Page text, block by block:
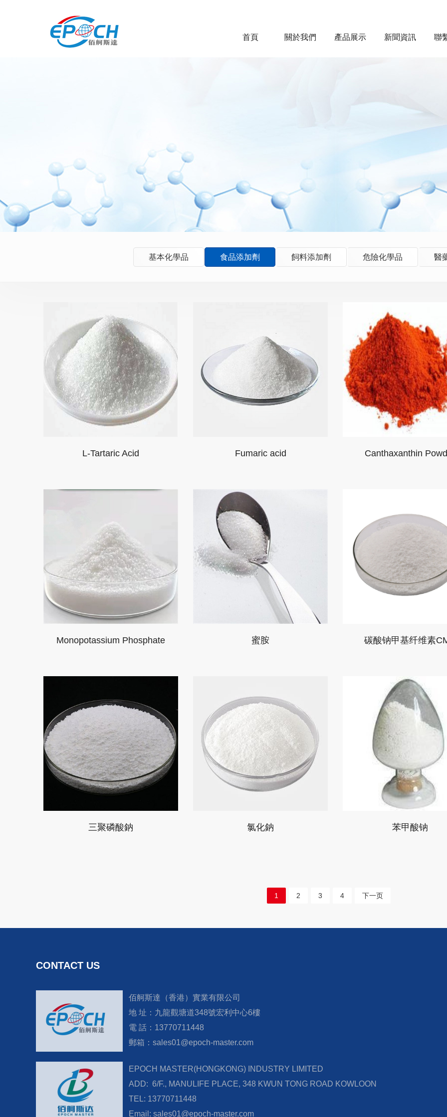
首頁 關於我們 產品展示 新聞資訊 聯
基本化學品 食品添加劑 飼料添加劑 危險化學品 醫
L-Tartaric Acid Fumaric acid Canthaxanthin
Monopotassium Phosphate 蜜胺 碳酸钠甲基纤维素
三聚磷酸鈉 氯化鈉 苯甲酸钠
1 2 3 4 下一页
CONTACT US
佰舸斯達（香港）實業有限公司
地 址：九龍觀塘道348號宏利中心6樓
電 話：13770711448
郵箱：sales01@epoch-master.com
EPOCH MASTER(HONGKONG) INDUSTRY LIMITED
ADD: 6/F., MANULIFE PLACE, 348 KWUN TONG ROAD KOWLOON
TEL: 13770711448
Email: sales01@epoch-master.com